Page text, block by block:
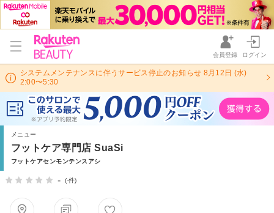
会員登録 ログイン
システムメンテナンスに伴うサービス停止のお知らせ 8月12日 (水)
2:00〜5:30
メニュー
フットケア専門店 SuaSi
フットケアセンモンテンスアシ
- (-件)